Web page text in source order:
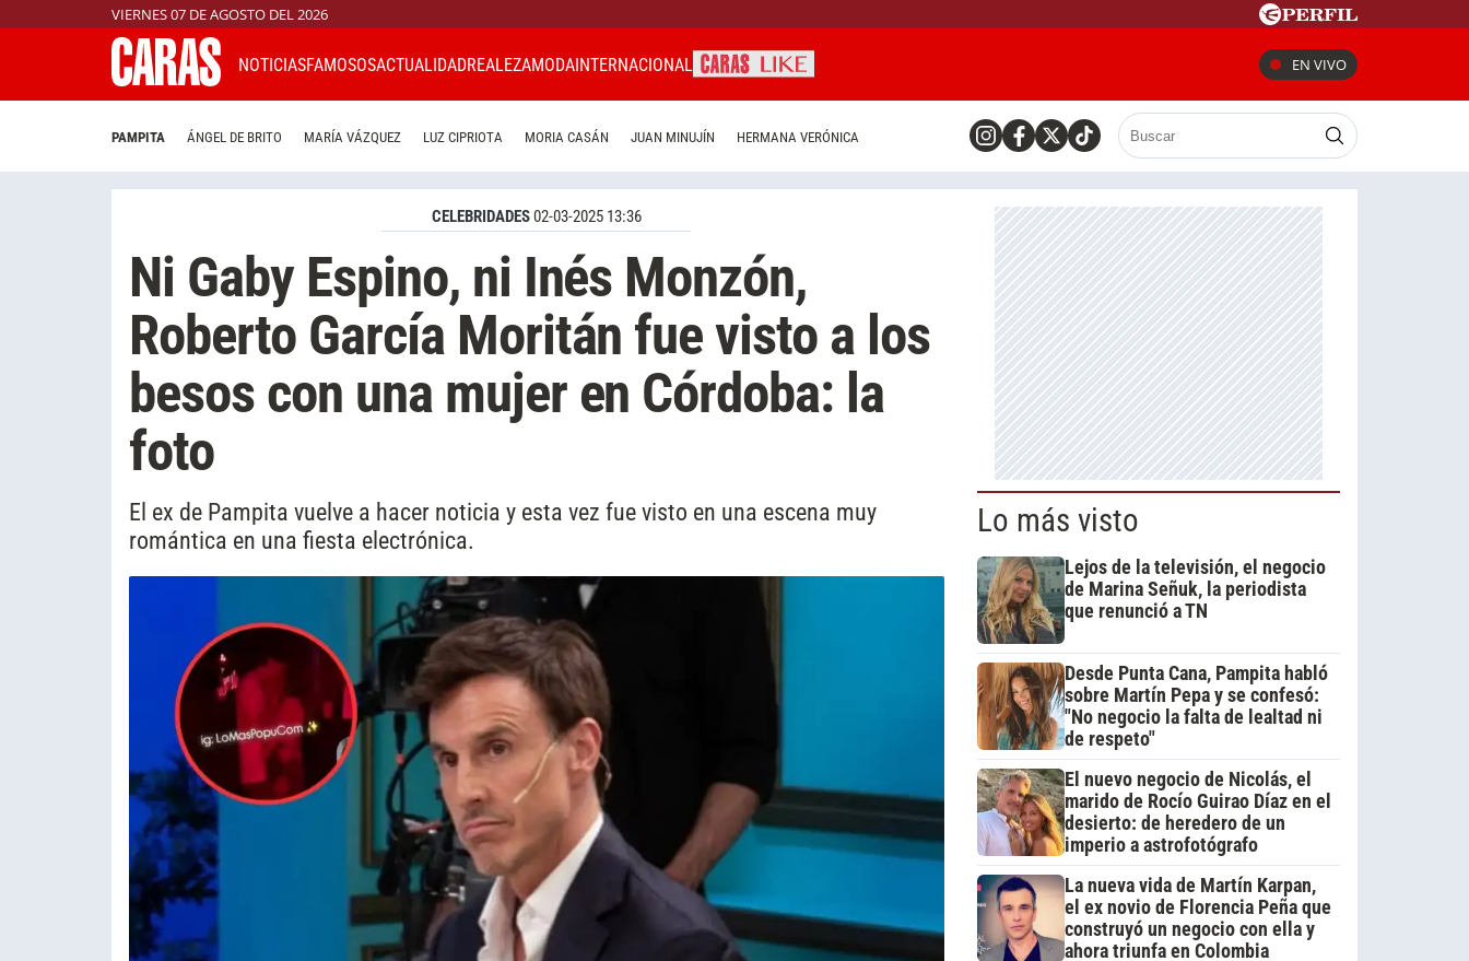
VIERNES 07 DE AGOSTO DEL 2026
NOTICIASFAMOSOSACTUALIDADREALEZAMODAINTERNACIONAL EN VIVO
PAMPITA ÁNGEL DE BRITO MARÍA VÁZQUEZ LUZ CIPRIOTA MORIA CASÁN JUAN MINUJÍN HERMANA VERÓNICA
CELEBRIDADES02-03-2025 13:36
Ni Gaby Espino, ni Inés Monzón,
Roberto García Moritán fue visto a los
besos con una mujer en Córdoba: la
foto
El ex de Pampita vuelve a hacer noticia y esta vez fue visto en una escena muy
romántica en una fiesta electrónica.
Lo más visto
Lejos de la televisión, el negocio
de Marina Señuk, la periodista
que renunció a TN
Desde Punta Cana, Pampita habló
sobre Martín Pepa y se confesó:
"No negocio la falta de lealtad ni
de respeto"
El nuevo negocio de Nicolás, el
marido de Rocío Guirao Díaz en el
desierto: de heredero de un
imperio a astrofotógrafo
La nueva vida de Martín Karpan,
el ex novio de Florencia Peña que
construyó un negocio con ella y
ahora triunfa en Colombia